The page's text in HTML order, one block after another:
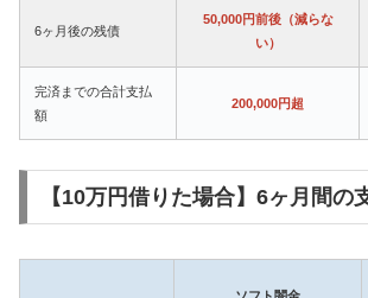
6ヶ月後の残債
50,000円前後（減らな
い）
完済までの合計支払
額
200,000円超
【10万円借りた場合】6ヶ月間の